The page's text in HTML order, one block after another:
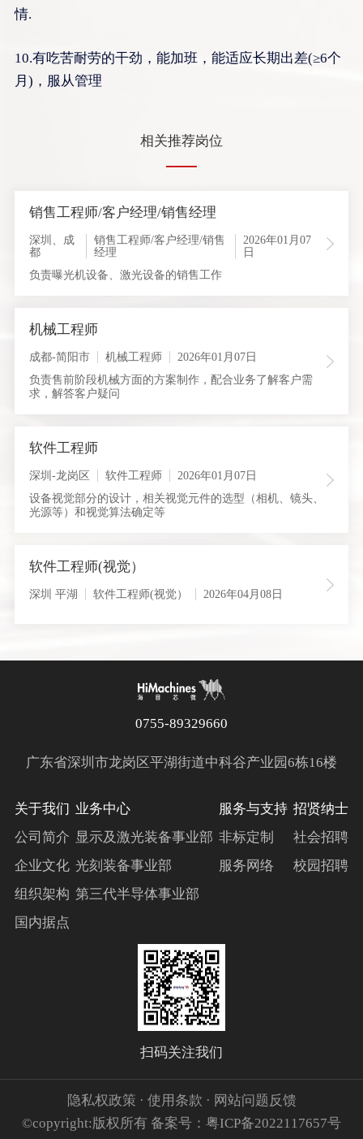
情.
10.有吃苦耐劳的干劲，能加班，能适应长期出差(≥6个
月)，服从管理
相关推荐岗位
销售工程师/客户经理/销售经理
深圳、成
都
销售工程师/客户经理/销售
经理
2026年01月07
日
负责曝光机设备、激光设备的销售工作
机械工程师
成都-简阳市 机械工程师
2026年01月07日
负责售前阶段机械方面的方案制作，配合业务了解客户需
求，解答客户疑问
软件工程师
深圳-龙岗区 软件工程师
2026年01月07日
设备视觉部分的设计，相关视觉元件的选型（相机、镜头、
光源等）和视觉算法确定等
软件工程师(视觉）
深圳 平湖 软件工程师(视觉） 2026年04月08日
0755-89329660
广东省深圳市龙岗区平湖街道中科谷产业园6栋16楼
关于我们
公司简介
企业文化
组织架构
国内据点
业务中心
显示及激光装备事业部
光刻装备事业部
第三代半导体事业部
服务与支持
非标定制
服务网络
招贤纳士
社会招聘
校园招聘
扫码关注我们
隐私权政策 · 使用条款 · 网站问题反馈
©copyright:版权所有 备案号：粤ICP备2022117657号